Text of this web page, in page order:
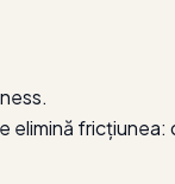
fricțiunea: